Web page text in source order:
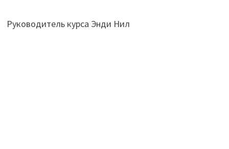
Руководитель курса Энди Нил